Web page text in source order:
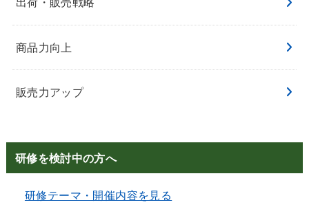
商品力向上
販売力アップ
研修を検討中の方へ
研修テーマ・開催内容を見る